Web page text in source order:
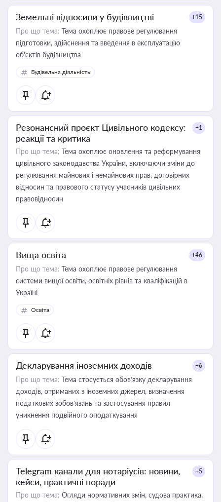
Земельні відносини у будівництві +15
Про що тема: Тема охоплює правове регулювання
підготовки, здійснення та введення в експлуатацію
об’єктів будівництва
Будівельна діяльність
Резонансний проєкт Цивільного кодексу:
реакції та критика
+1
Про що тема: Тема охоплює оновлення та реформування
цивільного законодавства України, включаючи зміни до
регулювання майнових і немайнових прав, договірних
відносин та правового статусу учасників цивільних
правовідносин
Вища освіта +46
Про що тема: Тема охоплює правове регулювання
системи вищої освіти, освітніх рівнів та кваліфікацій в
Україні
Освіта
Декларування іноземних доходів +6
Про що тема: Тема стосується обов’язку декларування
доходів, отриманих з іноземних джерел, визначення
податкових зобов’язань та застосування правил
уникнення подвійного оподаткування
Telegram канали для нотаріусів: новини,
кейси, практичні поради
+5
Про що тема: Огляди нормативних змін, судова практика,